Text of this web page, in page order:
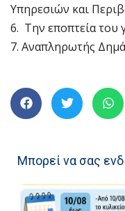
Υπηρεσιών και
6. Την εποπτεία του
7. Αναπληρωτής
Μπορεί να σας